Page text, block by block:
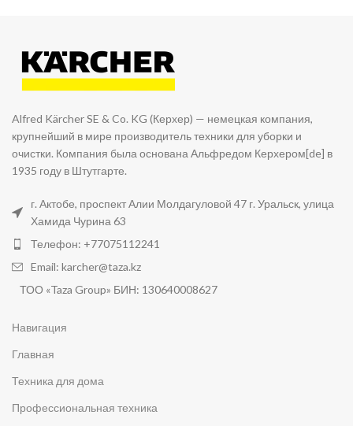
Alfred Kärcher SE & Co. KG (Керхер) — немецкая компания,
крупнейший в мире производитель техники для уборки и
очистки. Компания была основана Альфредом Керхером[de] в
1935 году в Штутгарте.
г. Актобе, проспект Алии Молдагуловой 47 г. Уральск, улица
Хамида Чурина 63
Телефон: +77075112241
Email: karcher@taza.kz
ТОО «Taza Group» БИН: 130640008627
Навигация
Главная
Техника для дома
Профессиональная техника